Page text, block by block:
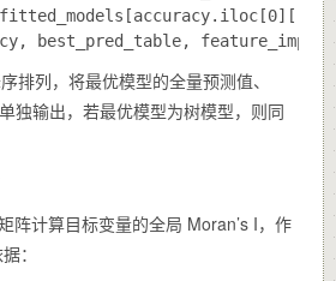
模
排列，将最优模型的全量预测值、
独输出，若最优模型为树模型，则同
阵计算目标变量的全局 Moran’s I，作
：